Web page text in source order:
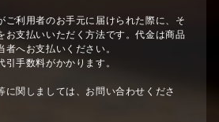
ご利用者のお手元に届けられた際に、そ
お支払いいただく方法です。代金は商品
へお支払いください。
手数料がかかります。
に関しましては、お問い合わせくださ